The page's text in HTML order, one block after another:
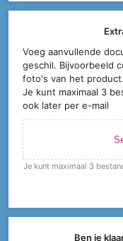
Voeg aanvullende
geschil. Bijvoorbeeld
foto's van het product.
Je kunt maximaal 3
ook later per e-mail
Je kunt maximaal 3
Ben je